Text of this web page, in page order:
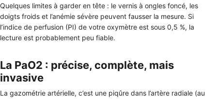
Quelques limites à garder en tête : le vernis à ongles foncé, les
doigts froids et l’anémie sévère peuvent fausser la mesure. Si
l’indice de perfusion (PI) de votre oxymètre est sous 0,5 %, la
lecture est probablement peu fiable.
La PaO2 : précise, complète, mais
invasive
La gazométrie artérielle, c’est une piqûre dans l’artère radiale (au